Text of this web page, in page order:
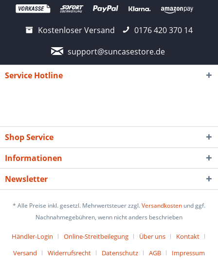
Kostenloser Versand
0176 420 370 14
support@suncasestore.de
Service Hotline
Shop Service
Informationen
Newsletter
* Alle Preise inkl. gesetzl. Mehrwertsteuer zzgl.Versandkosten und ggf.
Nachnahmegebühren, wenn nicht anders beschrieben
Händler-Login Online-Streitbeilegung Über uns
Kontakt
Versand
Widerrufsrecht Datenschutz AGB Impressum